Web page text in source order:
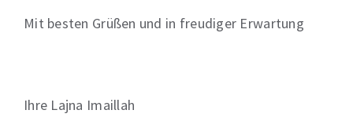
Mit besten Grüßen und in freudiger Erwartung
Ihre Lajna Imaillah